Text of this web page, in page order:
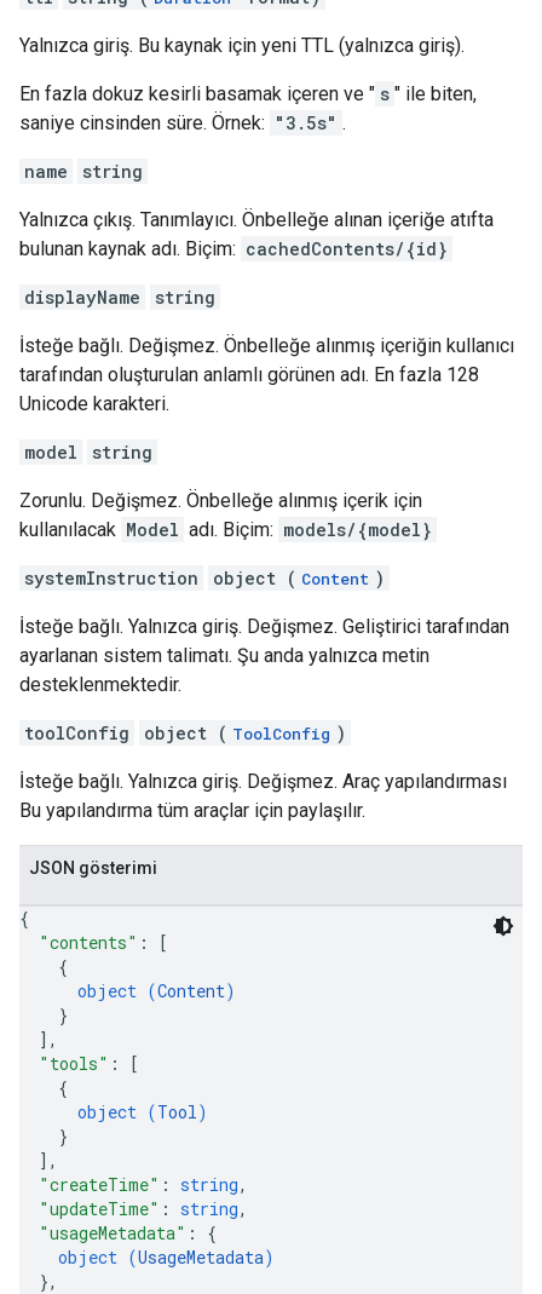
Yalnızca giriş. Bu kaynak için yeni TTL (yalnızca giriş).
En fazla dokuz kesirli basamak içeren ve " s " ile biten,
saniye cinsinden süre. Örnek: "3.5s" .
name string
Yalnızca çıkış. Tanımlayıcı. Önbelleğe alınan içeriğe atıfta
bulunan kaynak adı. Biçim: cachedContents/{id}
displayName string
İsteğe bağlı. Değişmez. Önbelleğe alınmış içeriğin kullanıcı
tarafından oluşturulan anlamlı görünen adı. En fazla 128
Unicode karakteri.
model string
Zorunlu. Değişmez. Önbelleğe alınmış içerik için
kullanılacak Model adı. Biçim: models/{model}
systemInstruction object ( Content )
İsteğe bağlı. Yalnızca giriş. Değişmez. Geliştirici tarafından
ayarlanan sistem talimatı. Şu anda yalnızca metin
desteklenmektedir.
toolConfig object ( ToolConfig )
İsteğe bağlı. Yalnızca giriş. Değişmez. Araç yapılandırması
Bu yapılandırma tüm araçlar için paylaşılır.
JSON gösterimi
{
"contents" :
[
{
object (Content)
}
] ,
"tools" :
[
{
object (Tool)
}
] ,
"createTime" : string,
"updateTime" : string,
"usageMetadata" : {
object (UsageMetadata)
},